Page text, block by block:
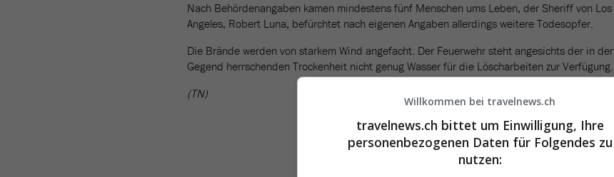
Nach Behördenangaben kamen mindestens fünf Menschen ums Leben, der Sheriff von Los
Angeles, Robert Luna, befürchtet nach eigenen Angaben allerdings weitere Todesopfer.
Die Brände werden von starkem Wind angefacht. Der Feuerwehr steht angesichts der in der
Gegend herrschenden Trockenheit nicht genug Wasser für die Löscharbeiten zur Verfügung.
(TN)
Willkommen bei travelnews.ch
travelnews.ch bittet um Einwilligung, Ihre
personenbezogenen Daten für Folgendes zu
nutzen: